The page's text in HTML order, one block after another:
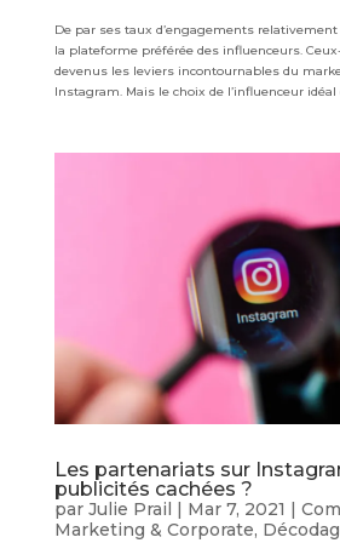
De par ses taux d’engagements
la plateforme préférée des influenceurs.
devenus les leviers incontournables du
Instagram. Mais le choix de l’influenceur idéal
Les partenariats sur
publicités cachées ?
par Julie Prail Mar 7, 2021
Marketing & Corporate,